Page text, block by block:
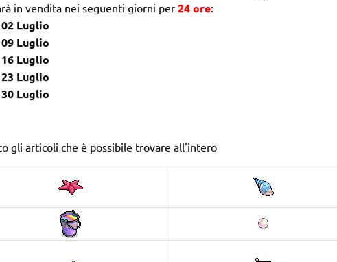
in vendita nei seguenti giorni per 24 ore:
02 Luglio
09 Luglio
16 Luglio
23 Luglio
30 Luglio
gli articoli che è possibile trovare all'intero